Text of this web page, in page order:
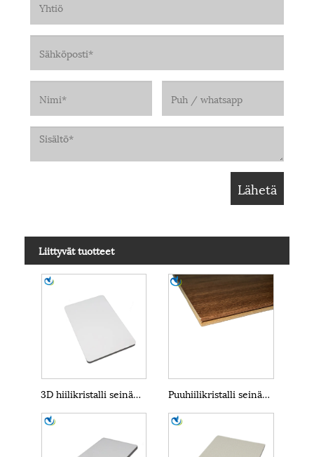
Liittyvät tuotteet
3D hiilikristalli seinäpaneelit Puuhiilikristalli seinäpaneelit